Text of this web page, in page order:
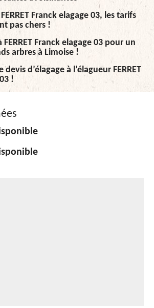
Franck elagage 03, les tarifs
pas chers !
Franck elagage 03 pour un
arbres à Limoise !
d’élagage à l’élagueur FERRET
!